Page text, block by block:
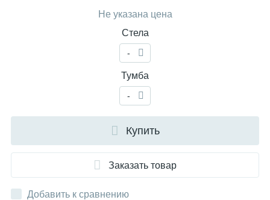
Не указана цена
Стела
-
Тумба
-
Купить
Заказать товар
Добавить к сравнению